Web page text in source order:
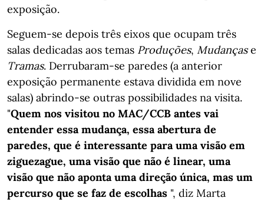
exposição.
Seguem-se depois três eixos que ocupam três
salas dedicadas aos temas Produções, Mudançase
Tramas. Derrubaram-se paredes (a anterior
exposição permanente estava dividida em nove
salas) abrindo-se outras possibilidades na visita.
"Quem nos visitou no MAC/CCB antes vai
entender essa mudança, essa abertura de
paredes, que é interessante para uma visão em
ziguezague, uma visão que não é linear, uma
visão que não aponta uma direção única, mas um
percurso que se faz de escolhas ", diz Marta